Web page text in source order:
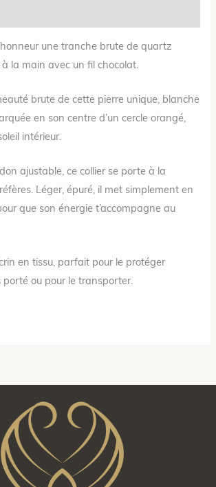
une tranche brute de quartz
à la main avec un fil chocolat.
brute de cette pierre unique, blanche
en son centre d’un cercle orangé,
intérieur.
ajustable, ce collier se porte à la
Léger, épuré, il met simplement en
que son énergie t’accompagne au
en tissu, parfait pour le protéger
porté ou pour le transporter.